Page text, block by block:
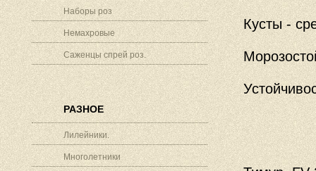
Наборы роз
Немахровые
Саженцы спрей роз.
РАЗНОЕ
Лилейники.
Многолетники
Кусты -